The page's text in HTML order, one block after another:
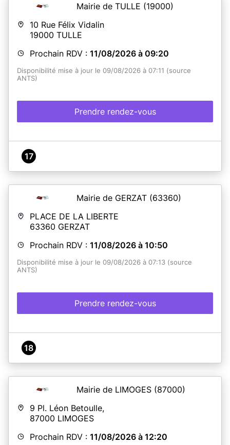
Mairie de TULLE (19000)
10 Rue Félix Vidalin
19000 TULLE
Prochain RDV : 11/08/2026 à 09:20
Disponibilité mise à jour le 09/08/2026 à 07:11 (source
ANTS)
Prendre rendez-vous
17
Mairie de GERZAT (63360)
PLACE DE LA LIBERTE
63360 GERZAT
Prochain RDV : 11/08/2026 à 10:50
Disponibilité mise à jour le 09/08/2026 à 07:13 (source
ANTS)
Prendre rendez-vous
18
Mairie de LIMOGES (87000)
9 Pl. Léon Betoulle,
87000 LIMOGES
Prochain RDV : 11/08/2026 à 12:20